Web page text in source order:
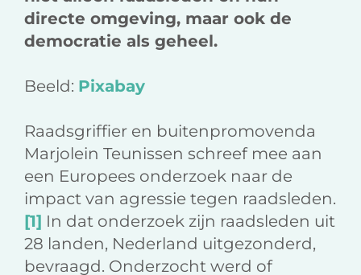
directe omgeving, maar ook de
democratie als geheel.
Beeld: Pixabay
Raadsgriffier en buitenpromovenda
Marjolein Teunissen schreef mee aan
een Europees onderzoek naar de
impact van agressie tegen raadsleden.
[1] In dat onderzoek zijn raadsleden uit
28 landen, Nederland uitgezonderd,
bevraagd. Onderzocht werd of